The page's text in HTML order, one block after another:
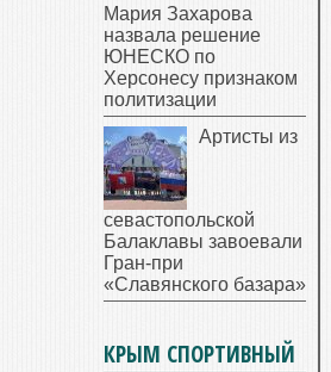
Мария Захарова
назвала решение
ЮНЕСКО по
Херсонесу признаком
политизации
Артисты из
севастопольской
Балаклавы завоевали
Гран-при
«Славянского базара»
КРЫМ СПОРТИВНЫЙ